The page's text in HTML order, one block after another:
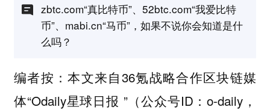
zbtc.com“真比特币”、52btc.com“我爱比特
币”、mabi.cn“马币”，如果不说你会知道是什
么吗？
编者按：本文来自36氪战略合作区块链媒
体“Odaily星球日报 ”（公众号ID：o-daily，